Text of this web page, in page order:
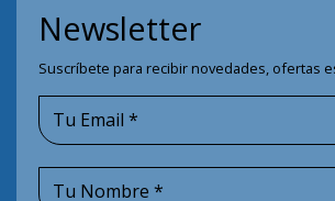
Newsletter
Suscríbete para recibir novedades, ofertas